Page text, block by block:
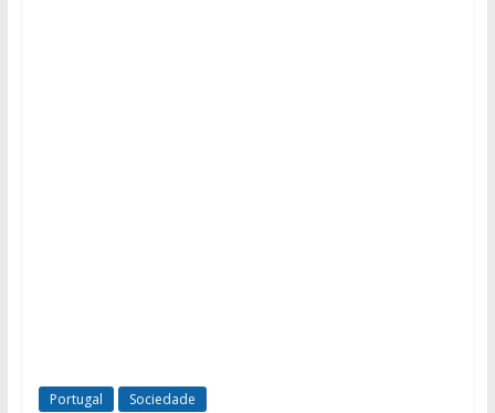
Portugal Sociedade